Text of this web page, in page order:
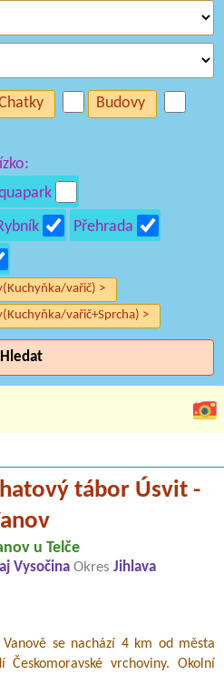
Budovy
Přehrada
vařič) >
vařič+Sprcha) >
Hledat
tábor Úsvit -
u Telče
Vysočina Okres Jihlava
se nachází 4 km od města
vrchoviny. Okolní